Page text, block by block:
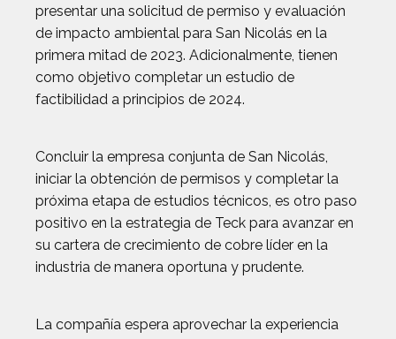
presentar una solicitud de permiso y evaluación
de impacto ambiental para San Nicolás en la
primera mitad de 2023. Adicionalmente, tienen
como objetivo completar un estudio de
factibilidad a principios de 2024.
Concluir la empresa conjunta de San Nicolás,
iniciar la obtención de permisos y completar la
próxima etapa de estudios técnicos, es otro paso
positivo en la estrategia de Teck para avanzar en
su cartera de crecimiento de cobre líder en la
industria de manera oportuna y prudente.
La compañía espera aprovechar la experiencia